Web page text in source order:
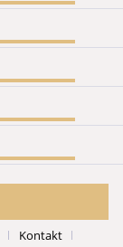
Kontakt